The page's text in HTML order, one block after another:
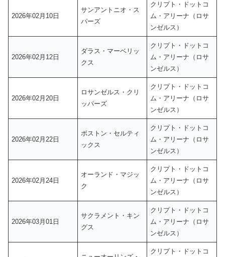
2026年02月10日
サンアントニオ・ス
パーズ
クリプト・ドットコ
ム・アリーナ（ロサ
ンゼルス）
2026年02月12日
ダラス・マーベリッ
クス
クリプト・ドットコ
ム・アリーナ（ロサ
ンゼルス）
2026年02月20日
ロサンゼルス・クリ
ッパーズ
クリプト・ドットコ
ム・アリーナ（ロサ
ンゼルス）
2026年02月22日
ボストン・セルティ
ックス
クリプト・ドットコ
ム・アリーナ（ロサ
ンゼルス）
2026年02月24日
オーランド・マジッ
ク
クリプト・ドットコ
ム・アリーナ（ロサ
ンゼルス）
2026年03月01日
サクラメント・キン
グス
クリプト・ドットコ
ム・アリーナ（ロサ
ンゼルス）
クリプト・ドットコ